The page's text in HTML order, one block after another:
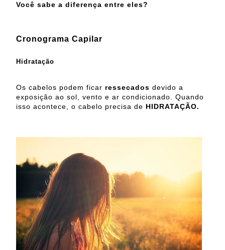
Você sabe a diferença entre eles?
Cronograma Capilar
Hidratação
Os cabelos podem ficar ressecados devido a
exposição ao sol, vento e ar condicionado. Quando
isso acontece, o cabelo precisa de HIDRATAÇÃO.